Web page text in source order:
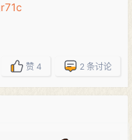
赞 4 2 条讨论